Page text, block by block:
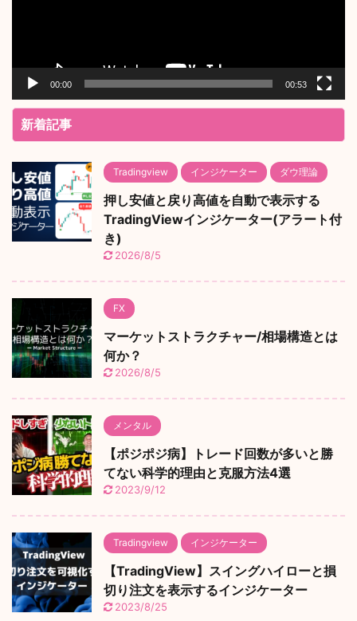
00:00 00:53
新着記事
Tradingview インジケーター ダウ理論
押し安値と戻り高値を自動で表示する
TradingViewインジケーター(アラート付
き)
2026/8/5
FX
マーケットストラクチャー/相場構造とは
何か？
2026/8/5
メンタル
【ポジポジ病】トレード回数が多いと勝
てない科学的理由と克服方法4選
2023/9/12
Tradingview インジケーター
【TradingView】スイングハイローと損
切り注文を表示するインジケーター
2023/8/25